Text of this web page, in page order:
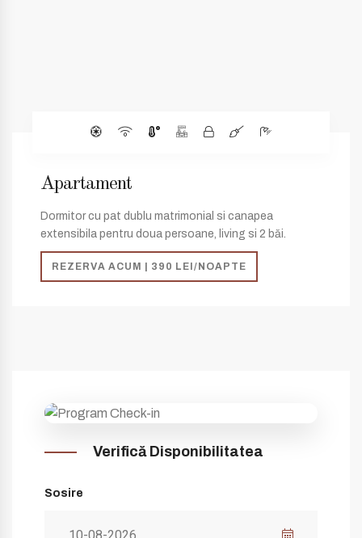
Apartament
Dormitor cu pat dublu matrimonial si canapea
extensibila pentru doua persoane, living si 2 băi.
REZERVA ACUM | 390 LEI/NOAPTE
Verifică Disponibilitatea
Sosire